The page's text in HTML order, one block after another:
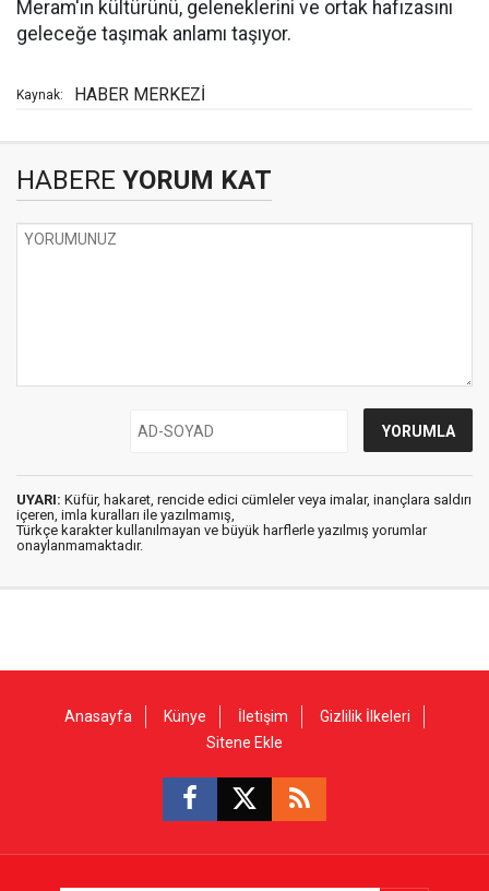
Meram'ın kültürünü, geleneklerini ve ortak hafızasını
geleceğe taşımak anlamı taşıyor.
Kaynak: HABER MERKEZİ
HABERE YORUM KAT
UYARI: Küfür, hakaret, rencide edici cümleler veya imalar, inançlara saldırı
içeren, imla kuralları ile yazılmamış,
Türkçe karakter kullanılmayan ve büyük harflerle yazılmış yorumlar
onaylanmamaktadır.
Anasayfa Künye İletişim
Gizlilik İlkeleri
Sitene Ekle